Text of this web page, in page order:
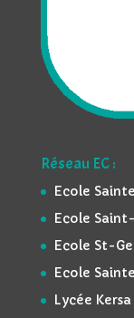
Réseau EC :
Ecole
Ecole
Ecole St-
Ecole
Lycée